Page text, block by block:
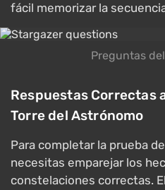
fácil memorizar la
Preguntas
Respuestas Correctas
Torre del Astrónomo
Para completar la prueba
necesitas emparejar los
constelaciones correctas.